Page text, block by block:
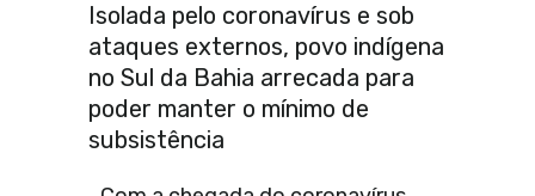
Isolada pelo coronavírus e sob
ataques externos, povo indígena
no Sul da Bahia arrecada para
poder manter o mínimo de
subsistência